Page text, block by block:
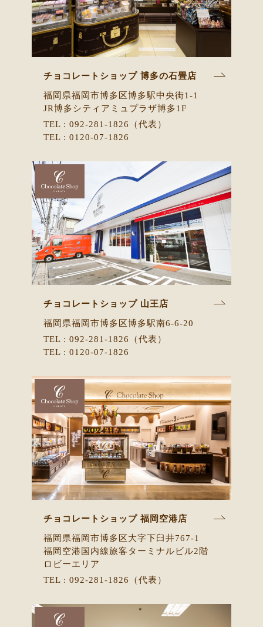
チョコレートショップ 博多の石畳店
福岡県福岡市博多区博多駅中央街1-1
JR博多シティアミュプラザ博多1F
TEL : 092-281-1826（代表）
TEL : 0120-07-1826
チョコレートショップ 山王店
福岡県福岡市博多区博多駅南6-6-20
TEL : 092-281-1826（代表）
TEL : 0120-07-1826
チョコレートショップ 福岡空港店
福岡県福岡市博多区大字下臼井767-1
福岡空港国内線旅客ターミナルビル2階
ロビーエリア
TEL : 092-281-1826（代表）